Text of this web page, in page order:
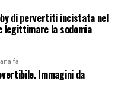
di pervertiti incistata nel
legittimare la sodomia
fa
Immagini da